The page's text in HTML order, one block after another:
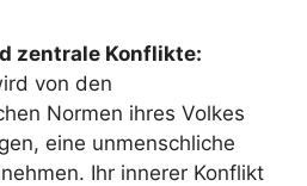
zentrale Konflikte:
von den
Normen ihres Volkes
eine unmenschliche
Ihr innerer Konflikt